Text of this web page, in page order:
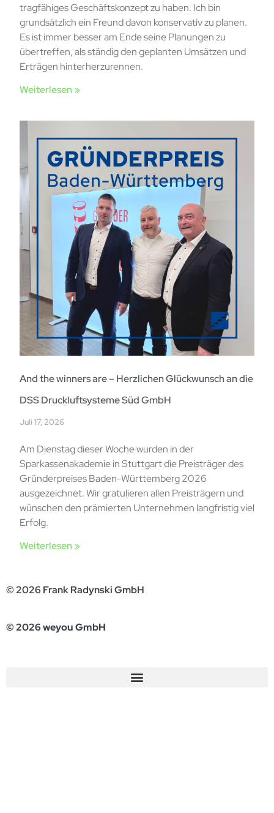
tragfähiges Geschäftskonzept zu haben. Ich bin
grundsätzlich ein Freund davon konservativ zu planen.
Es ist immer besser am Ende seine Planungen zu
übertreffen, als ständig den geplanten Umsätzen und
Erträgen hinterherzurennen.
Weiterlesen »
And the winners are – Herzlichen Glückwunsch an die
DSS Druckluftsysteme Süd GmbH
Juli 17, 2026
Am Dienstag dieser Woche wurden in der
Sparkassenakademie in Stuttgart die Preisträger des
Gründerpreises Baden-Württemberg 2026
ausgezeichnet. Wir gratulieren allen Preisträgern und
wünschen den prämierten Unternehmen langfristig viel
Erfolg.
Weiterlesen »
© 2026 Frank Radynski GmbH
© 2026 weyou GmbH